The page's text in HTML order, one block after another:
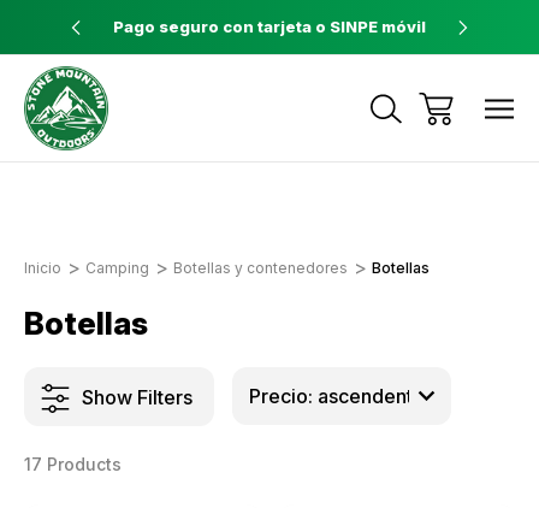
a $60 Pago seguro con tarjeta o SINPE móvil
Inicio Camping Botellas y contenedores Botellas
Botellas
Show Filters
17 Products